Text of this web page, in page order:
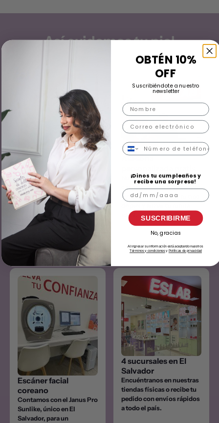
Así cuidamos tu piel
Cosmética 100%
original
Trabajamos directamente
con distribuidores
oficiales. Todos nuestros
productos cuentan con
certificado.
Asesoría
Nuestras asesoras
capacitadas en K-Beauty te
ayudan a identificar tu tipo
ideal.
Escáner facial
coreano
Contamos con el Janus Pro
Sunlike, único en El
Salvador, para un
4 sucursales en El
Salvador
Encuéntranos en nuestras
tiendas físicas o recibe tu
pedido con envíos rápidos
a todo el país.
OBTÉN 10%
OFF
Suscribiéndote a nuestro
newsletter
Nombre
Correo
Número de teléfono
¡Dinos tu cumpleaños y
recibe una sorpresa!
Cumpleaños
SUSCRIBIRME
No, gracias
Al ingresar su información está aceptando nuestros
Términos y condicionesy Políticas de privacidad